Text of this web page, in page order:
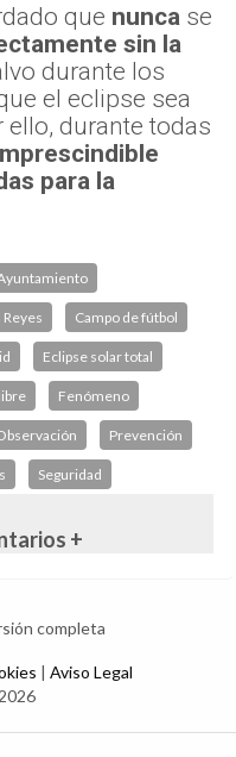
que nunca se
sin la
durante los
el eclipse sea
durante todas
para la
Campo de fútbol
Eclipse solar total
Fenómeno
Prevención
Seguridad
+
completa
| Aviso Legal